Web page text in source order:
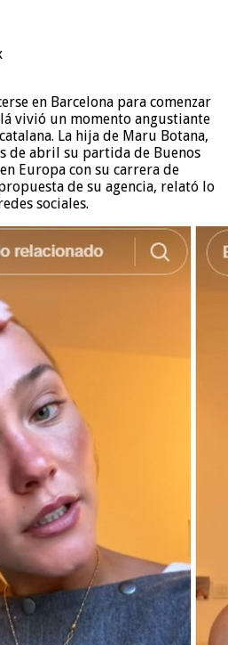
en Barcelona para comenzar
vivió un momento angustiante
La hija de Maru Botana,
de abril su partida de Buenos
Europa con su carrera de
de su agencia, relató lo
sociales.